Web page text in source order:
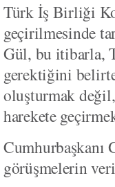
Türk İş Birliği
geçirilmesinde
Gül, bu itibarla,
gerektiğini
oluşturmak
harekete
Cumhurbaşkanı
görüşmelerin